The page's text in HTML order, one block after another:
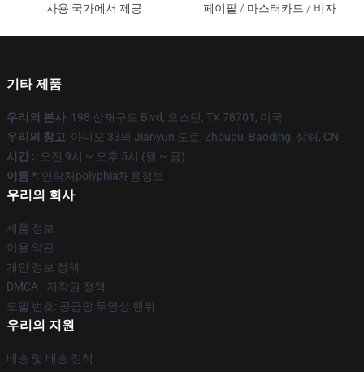
사용 국가에서 제공
페이팔 / 마스터카드 / 비자
기타 제품
우리의 본사: 198 산재구토 Blvd, 오스틴, TX 78701, 미국
우리의 창고: 아니오 33의 Jianyun 도로, Zhoupu, Baoding, 상해, CN
시간 :: 오전 9시 ~ 오후 5시 (월 ~ 금)
이름 *: 연락처polyphia채용정보
우리의 회사
제품 정보
이용 약관
개인 정보 정책
DMCA - 저작권 정책
모델 번호: 공급망 투명성 행위
우리의 지원
배송 및 배송 정책